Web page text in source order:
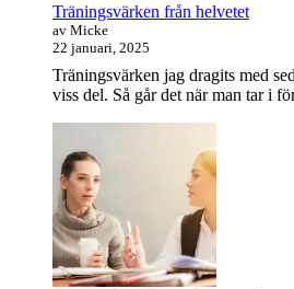
Träningsvärken från helvetet
av Micke
22 januari, 2025
Träningsvärken jag dragits med
viss del. Så går det när man tar i